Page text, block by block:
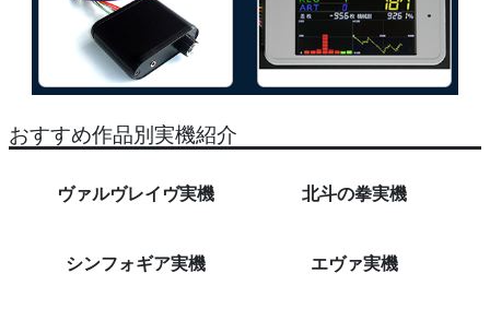
おすすめ作品別実機紹介
ヴァルヴレイヴ実機 北斗の拳実機
シンフォギア実機 エヴァ実機